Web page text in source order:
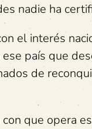
nadie ha
el interés
país que
de
que opera